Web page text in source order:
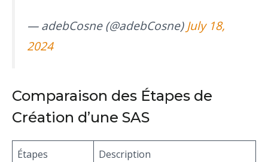
— adebCosne (@adebCosne) July 18,
2024
Comparaison des Étapes de
Création d’une SAS
Étapes Description